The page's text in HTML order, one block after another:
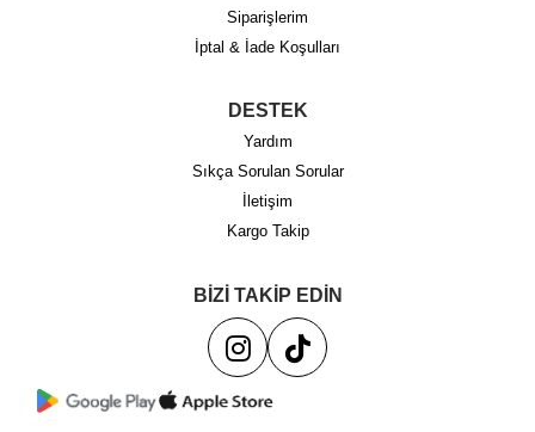
Siparişlerim
İptal & İade Koşulları
DESTEK
Yardım
Sıkça Sorulan Sorular
İletişim
Kargo Takip
BİZİ TAKİP EDİN